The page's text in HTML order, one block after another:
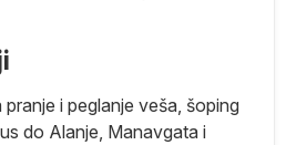
i peglanje veša, šoping
do Alanje, Manavgata i